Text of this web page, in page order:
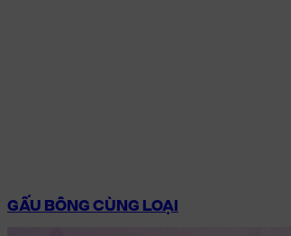
GẤU BÔNG CÙNG LOẠI